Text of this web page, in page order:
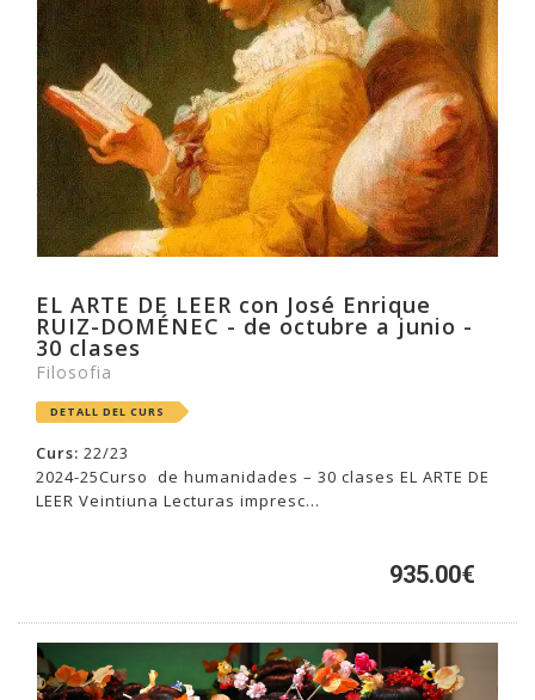
EL ARTE DE LEER con José Enrique
RUIZ-DOMÉNEC - de octubre a junio -
30 clases
Filosofia
DETALL DEL CURS
Curs: 22/23
2024-25Curso de humanidades – 30 clases EL ARTE DE
LEER Veintiuna Lecturas impresc...
935.00€